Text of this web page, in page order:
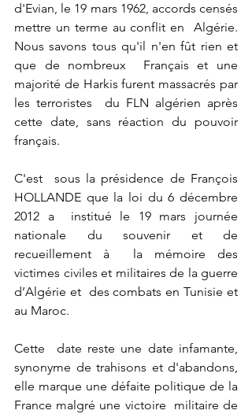
d'Evian, le 19 mars 1962, accords censés
mettre un terme au conflit en  Algérie.
Nous savons tous qu'il n'en fût rien et
que de nombreux  Français et une
majorité de Harkis furent massacrés par
les terroristes  du FLN algérien après
cette date, sans réaction du pouvoir
français.
C'est  sous la présidence de François
HOLLANDE que la loi du 6 décembre
2012 a  institué le 19 mars journée
nationale du souvenir et de
recueillement à  la mémoire des
victimes civiles et militaires de la guerre
d’Algérie et  des combats en Tunisie et
au Maroc.
Cette  date reste une date infamante,
synonyme de trahisons et d'abandons,
elle marque une défaite politique de la
France malgré une victoire  militaire de